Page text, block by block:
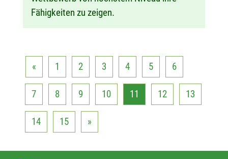
Fähigkeiten zu zeigen.
« 1 2 3 4 5 6
7 8 9 10 11 12 13
14 15 »